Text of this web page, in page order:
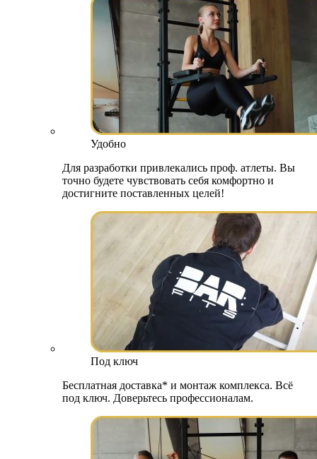
Удобно
Для разработки привлекались проф. атлеты. Вы
точно будете чувствовать себя комфортно и
достигните поставленных целей!
Под ключ
Бесплатная доставка* и монтаж комплекса. Всё
под ключ. Доверьтесь профессионалам.